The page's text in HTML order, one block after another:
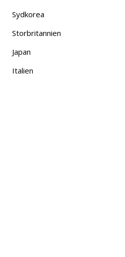
Sydkorea
Storbritannien
Japan
Italien